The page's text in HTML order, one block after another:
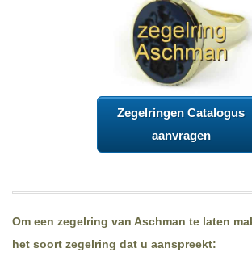
Zegelringen Catalogus
aanvragen
Om een zegelring van Aschman te laten
het soort zegelring dat u aanspreekt: